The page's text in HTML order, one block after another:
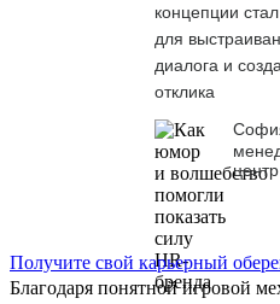
концепции
для
диалога и
отклика
Получите свой карьерный
Благодаря понятной игровой